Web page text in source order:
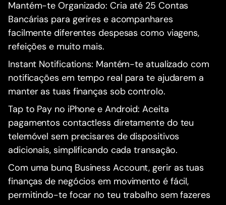
Mantém-te Organizado: Cria até 25 Contas
Bancárias para gerires e acompanhares
facilmente diferentes despesas como viagens,
refeições e muito mais.
Instant Notifications: Mantém-te atualizado com
notificações em tempo real para te ajudarem a
manter as tuas finanças sob controlo.
Tap to Pay no iPhone e Android: Aceita
pagamentos contactless diretamente do teu
telemóvel sem precisares de dispositivos
adicionais, simplificando cada transação.
Com uma bunq Business Account, gerir as tuas
finanças de negócios em movimento é fácil,
permitindo-te focar no teu trabalho sem fazeres